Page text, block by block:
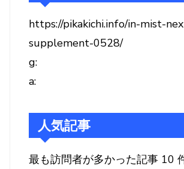
https://pikakichi.info/in-mist-
supplement-0528/
g:
a:
人気記事
最も訪問者が多かった記事 10